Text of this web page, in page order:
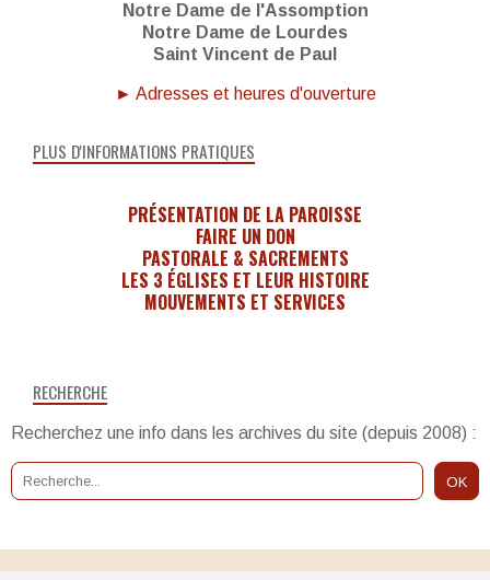
RECHERCHE
Recherchez une info dans les archives du site (depuis 2008) :
Notre Dame de l'Assomption
Notre Dame de Lourdes
Saint Vincent de Paul
► Adresses et heures d'ouverture
PLUS D'INFORMATIONS PRATIQUES
PRÉSENTATION DE LA PAROISSE
FAIRE UN DON
PASTORALE & SACREMENTS
LES 3 ÉGLISES ET LEUR HISTOIRE
MOUVEMENTS ET SERVICES